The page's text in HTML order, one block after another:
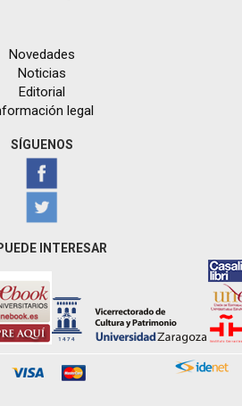
Novedades
Noticias
Editorial
legal
SÍGUENOS
INTERESAR